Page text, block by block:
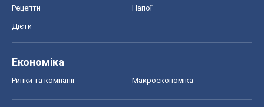
Рецепти Напої
Дієти
Економіка
Ринки та компанії Макроекономіка